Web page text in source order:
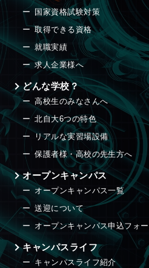
国家資格試験対策
取得できる資格
就職実績
求人企業様へ
どんな学校？
高校生のみなさんへ
北自大6つの特色
リアルな実習場設備
保護者様・高校の先生方へ
オープンキャンパス
オープンキャンパス一覧
送迎について
オープンキャンパス申込フォ
キャンパスライフ
キャンパスライフ紹介